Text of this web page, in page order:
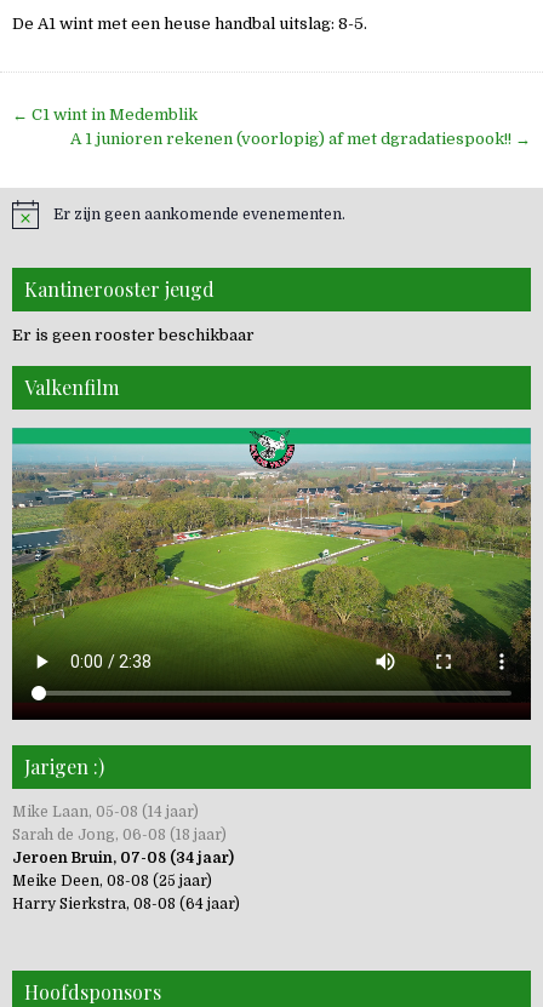
De A1 wint met een heuse handbal uitslag: 8-5.
Bericht
navigatie
← C1 wint in Medemblik
A 1 junioren rekenen (voorlopig) af met dgradatiespook!! →
Er zijn geen aankomende evenementen.
Kantinerooster jeugd
Er is geen rooster beschikbaar
Valkenfilm
Jarigen :)
Mike Laan, 05-08 (14 jaar)
Sarah de Jong, 06-08 (18 jaar)
Jeroen Bruin, 07-08 (34 jaar)
Meike Deen, 08-08 (25 jaar)
Harry Sierkstra, 08-08 (64 jaar)
Hoofdsponsors